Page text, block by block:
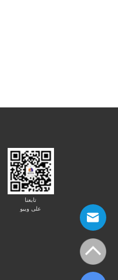
تابعنا
على ويبو